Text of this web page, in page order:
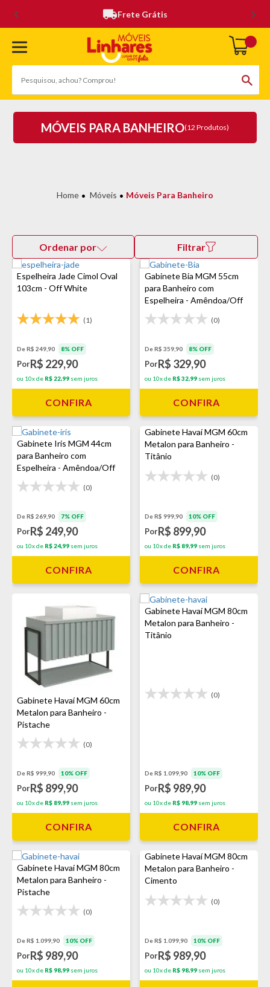
Frete Grátis
MÓVEIS PARA BANHEIRO(12 Produtos)
Móveis Móveis Para Banheiro
Ordenar por Filtrar
Espelheira Jade Cimol Oval
103cm - Off White
(1)
De R$ 249,90 8% OFF
PorR$ 229,90
ou 10x de R$ 22,99 sem juros
CONFIRA
Gabinete Bia MGM 55cm
para Banheiro com
Espelheira - Amêndoa/Off
White
(0)
De R$ 359,90 8% OFF
PorR$ 329,90
ou 10x de R$ 32,99 sem juros
CONFIRA
Gabinete Iris MGM 44cm
para Banheiro com
Espelheira - Amêndoa/Off
White
(0)
De R$ 269,90 7% OFF
PorR$ 249,90
ou 10x de R$ 24,99 sem juros
CONFIRA
Gabinete Havaí MGM 60cm
Metalon para Banheiro -
Titânio
(0)
De R$ 999,90 10% OFF
PorR$ 899,90
ou 10x de R$ 89,99 sem juros
CONFIRA
Gabinete Havaí MGM 60cm
Metalon para Banheiro -
Pistache
(0)
De R$ 999,90 10% OFF
PorR$ 899,90
ou 10x de R$ 89,99 sem juros
CONFIRA
Gabinete Havaí MGM 80cm
Metalon para Banheiro -
Titânio
(0)
De R$ 1.099,90 10% OFF
PorR$ 989,90
ou 10x de R$ 98,99 sem juros
CONFIRA
Gabinete Havaí MGM 80cm
Metalon para Banheiro -
Pistache
(0)
De R$ 1.099,90 10% OFF
PorR$ 989,90
ou 10x de R$ 98,99 sem juros
Gabinete Havaí MGM 80cm
Metalon para Banheiro -
Cimento
(0)
De R$ 1.099,90 10% OFF
PorR$ 989,90
ou 10x de R$ 98,99 sem juros